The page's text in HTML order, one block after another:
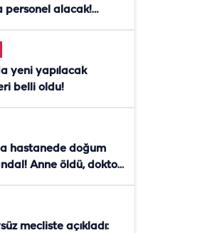
personel alacak!
yeni yapılacak
belli oldu!
hastanede doğum
Anne öldü, doktor
mecliste açıkladı: